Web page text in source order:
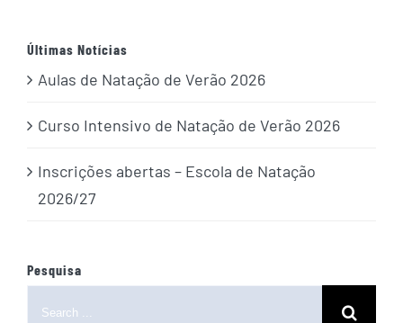
Últimas Notícias
Aulas de Natação de Verão 2026
Curso Intensivo de Natação de Verão 2026
Inscrições abertas – Escola de Natação
2026/27
Pesquisa